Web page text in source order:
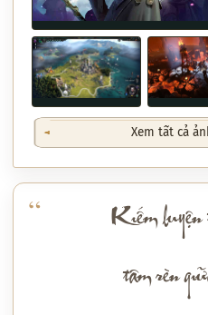
Xem tất cả
Kiếm luyện
tâm rèn